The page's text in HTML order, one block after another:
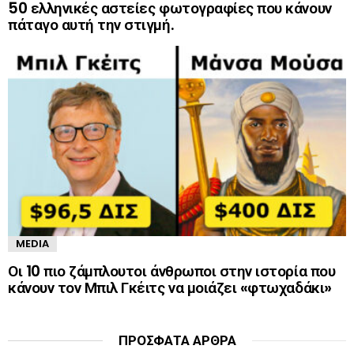
50 ελληνικές αστείες φωτογραφίες που κάνουν
πάταγο αυτή την στιγμή.
MEDIA
Οι 10 πιο ζάμπλουτοι άνθρωποι στην ιστορία που
κάνουν τον Μπιλ Γκέιτς να μοιάζει «φτωχαδάκι»
ΠΡΌΣΦΑΤΑ ΆΡΘΡΑ